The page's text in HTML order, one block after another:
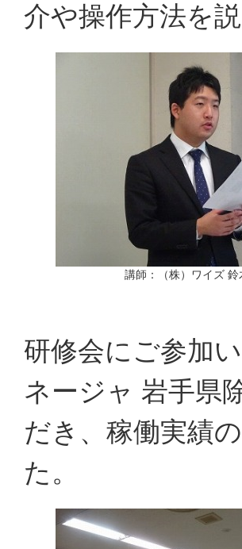
介や操作方法を
講師：（株）ワイズ 鈴
研修会にご参加
ネージャ 岩手県
だき、稼働実績
た。